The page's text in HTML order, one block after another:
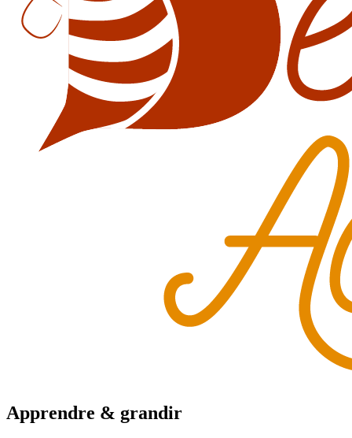
Apprendre & grandir